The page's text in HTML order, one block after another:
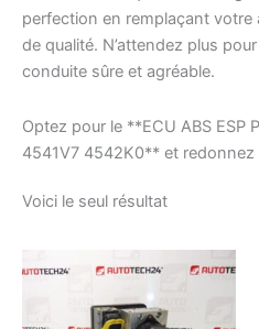
perfection en remplaçant votre
de qualité. N’attendez plus
conduite sûre et agréable.
Optez pour le **ECU ABS
4541V7 4542K0** et redonnez
Voici le seul résultat